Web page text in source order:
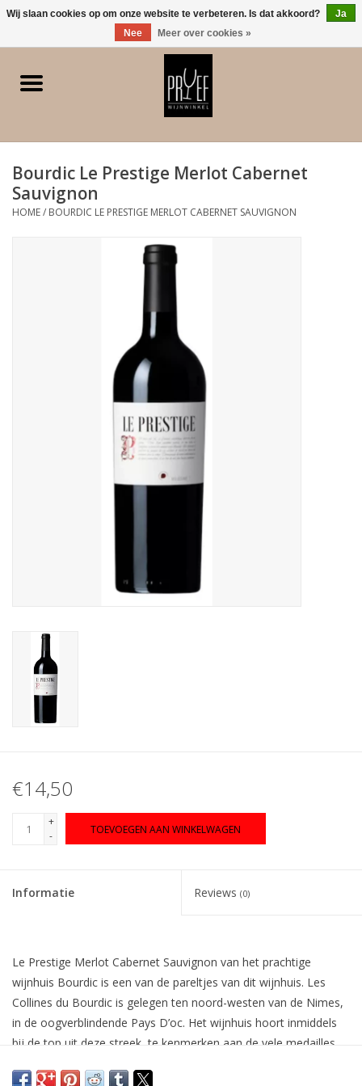
0 Artikelen - €0,00
Home
Witte wijn
Rode wijn
Dessert/Versterkt/Gedistilleerd
Bourdic Le Prestige Merlot Cabernet
Sauvignon
HOME/ BOURDIC LE PRESTIGE MERLOT CABERNET SAUVIGNON
€14,50
+
-
TOEVOEGEN AAN WINKELWAGEN
Informatie Reviews (0)
Le Prestige Merlot Cabernet Sauvignon van het prachtige
wijnhuis Bourdic is een van de pareltjes van dit wijnhuis. Les
Collines du Bourdic is gelegen ten noord-westen van de Nimes,
in de oogverblindende Pays D’oc. Het wijnhuis hoort inmiddels
bij de top uit deze streek, te kenmerken aan de vele medailles
Wij slaan cookies op om onze website te verbeteren. Is dat akkoord?
Ja
Nee
Meer over cookies »